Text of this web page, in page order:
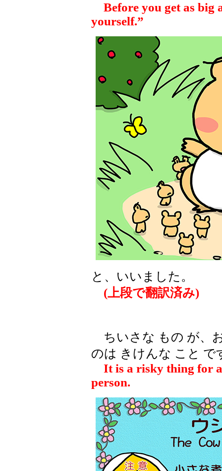
Before you get as big
yourself.”
と、いいました。
(上段で翻訳済み)
ちいさな もの が、
のは きけんな こと で
It is a risky thing for a
person.